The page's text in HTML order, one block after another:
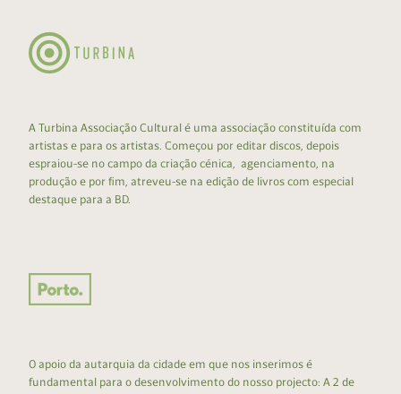
A Turbina Associação Cultural é uma associação constituída com
artistas e para os artistas. Começou por editar discos, depois
espraiou-se no campo da criação cénica, agenciamento, na
produção e por fim, atreveu-se na edição de livros com especial
destaque para a BD.
O apoio da autarquia da cidade em que nos inserimos é
fundamental para o desenvolvimento do nosso projecto: A 2 de